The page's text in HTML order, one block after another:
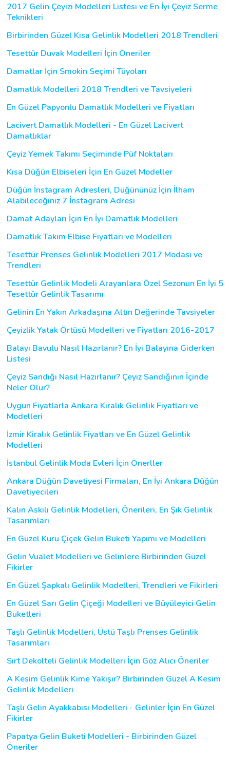
2017 Gelin Çeyizi Modelleri Listesi ve En İyi Çeyiz Serme
Teknikleri
Birbirinden Güzel Kısa Gelinlik Modelleri 2018 Trendleri
Tesettür Duvak Modelleri İçin Öneriler
Damatlar İçin Smokin Seçimi Tüyoları
Damatlık Modelleri 2018 Trendleri ve Tavsiyeleri
En Güzel Papyonlu Damatlık Modelleri ve Fiyatları
Lacivert Damatlık Modelleri - En Güzel Lacivert
Damatlıklar
Çeyiz Yemek Takımı Seçiminde Püf Noktaları
Kısa Düğün Elbiseleri İçin En Güzel Modeller
Düğün İnstagram Adresleri, Düğününüz İçin İlham
Alabileceğiniz 7 İnstagram Adresi
Damat Adayları İçin En İyi Damatlık Modelleri
Damatlık Takım Elbise Fiyatları ve Modelleri
Tesettür Prenses Gelinlik Modelleri 2017 Modası ve
Trendleri
Tesettür Gelinlik Modeli Arayanlara Özel Sezonun En İyi 5
Tesettür Gelinlik Tasarımı
Gelinin En Yakın Arkadaşına Altın Değerinde Tavsiyeler
Çeyizlik Yatak Örtüsü Modelleri ve Fiyatları 2016-2017
Balayı Bavulu Nasıl Hazırlanır? En İyi Balayına Giderken
Listesi
Çeyiz Sandığı Nasıl Hazırlanır? Çeyiz Sandığının İçinde
Neler Olur?
Uygun Fiyatlarla Ankara Kiralık Gelinlik Fiyatları ve
Modelleri
İzmir Kiralık Gelinlik Fiyatları ve En Güzel Gelinlik
Modelleri
İstanbul Gelinlik Moda Evleri İçin Önerller
Ankara Düğün Davetiyesi Firmaları, En İyi Ankara Düğün
Davetiyecileri
Kalın Askılı Gelinlik Modelleri, Önerileri, En Şık Gelinlik
Tasarımları
En Güzel Kuru Çiçek Gelin Buketi Yapımı ve Modelleri
Gelin Vualet Modelleri ve Gelinlere Birbirinden Güzel
Fikirler
En Güzel Şapkalı Gelinlik Modelleri, Trendleri ve Fikirleri
En Güzel Sarı Gelin Çiçeği Modelleri ve Büyüleyici Gelin
Buketleri
Taşlı Gelinlik Modelleri, Üstü Taşlı Prenses Gelinlik
Tasarımları
Sırt Dekolteli Gelinlik Modelleri İçin Göz Alıcı Öneriler
A Kesim Gelinlik Kime Yakışır? Birbirinden Güzel A Kesim
Gelinlik Modelleri
Taşlı Gelin Ayakkabısı Modelleri - Gelinler İçin En Güzel
Fikirler
Papatya Gelin Buketi Modelleri - Birbirinden Güzel
Öneriler